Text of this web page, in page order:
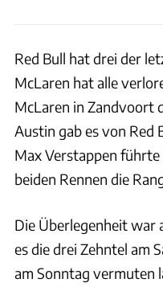
Red Bull hat drei der
McLaren hat alle
McLaren in Zandvoort
Austin gab es von Red
Max Verstappen
beiden Rennen die
Die Überlegenheit war
es die drei Zehntel am
am Sonntag vermuten